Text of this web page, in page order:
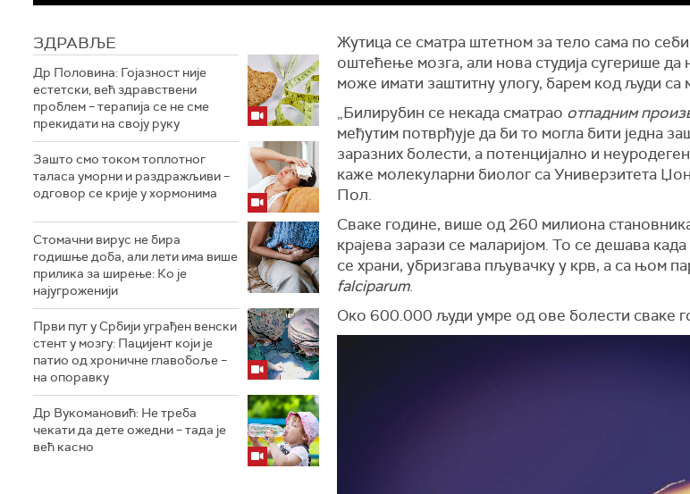
ЗДРАВЉЕ
Др Половина: Гојазност није
естетски, већ здравствени
проблем – терапија се не сме
прекидати на своју руку
Зашто смо током топлотног
таласа уморни и раздражљиви –
одговор се крије у хормонима
Стомачни вирус не бира
годишње доба, али лети има више
прилика за ширење: Ко је
најугроженији
Први пут у Србији уграђен венски
стент у мозгу: Пацијент који је
патио од хроничне главобоље –
на опоравку
Др Вукомановић: Не треба
чекати да дете ожедни – тада је
већ касно
Жутица се сматра штетном за тело сама по
оштећење мозга, али нова студија сугерише
може имати заштитну улогу, барем код људи са
„Билирубин се некада сматрао отпадним
међутим потврђује да би то могла бити једна
заразних болести, а потенцијално и
каже молекуларни биолог са Универзитета
Пол.
Сваке године, више од 260 милиона
крајева зарази се маларијом. То се дешава
се храни, убризгава пљувачку у крв, а са њом
falciparum.
Око 600.000 људи умре од ове болести сваке